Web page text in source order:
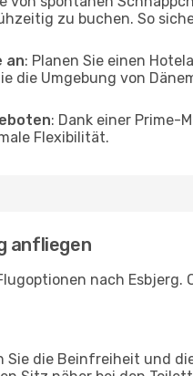
zu buchen. So
an: Planen Sie einen
die Umgebung von
: Dank einer Prime-
Flexibilität.
anfliegen
nach Esbjerg.
Sie die Beinfreiheit und